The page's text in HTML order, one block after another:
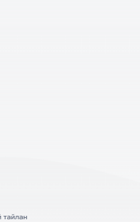
тайлан